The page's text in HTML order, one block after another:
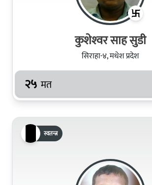
कुशेश्‍वर साह सुडी
सिराहा-४, मधेश प्रदेश
२५ मत
स्वतन्त्र